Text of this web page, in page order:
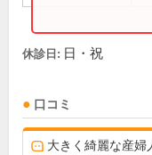
休診日: 日・祝
口コミ
大きく綺麗な産婦